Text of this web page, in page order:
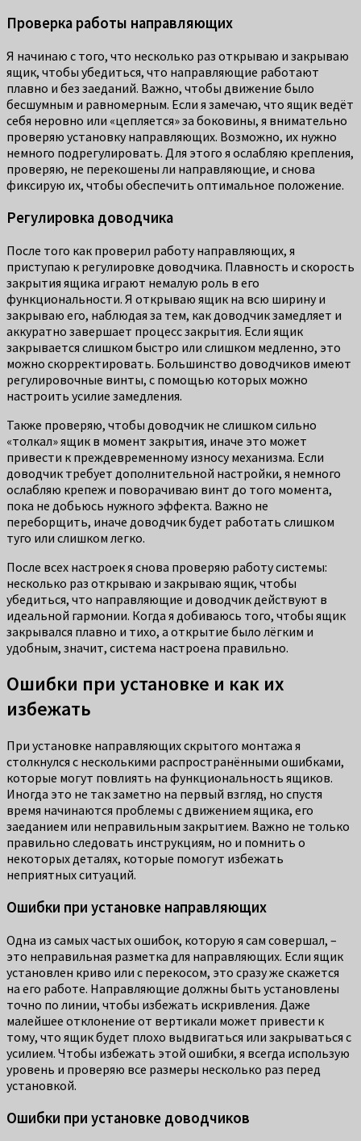
Проверка работы направляющих
Я начинаю с того, что несколько раз открываю и закрываю
ящик, чтобы убедиться, что направляющие работают
плавно и без заеданий. Важно, чтобы движение было
бесшумным и равномерным. Если я замечаю, что ящик ведёт
себя неровно или «цепляется» за боковины, я внимательно
проверяю установку направляющих. Возможно, их нужно
немного подрегулировать. Для этого я ослабляю крепления,
проверяю, не перекошены ли направляющие, и снова
фиксирую их, чтобы обеспечить оптимальное положение.
Регулировка доводчика
После того как проверил работу направляющих, я
приступаю к регулировке доводчика. Плавность и скорость
закрытия ящика играют немалую роль в его
функциональности. Я открываю ящик на всю ширину и
закрываю его, наблюдая за тем, как доводчик замедляет и
аккуратно завершает процесс закрытия. Если ящик
закрывается слишком быстро или слишком медленно, это
можно скорректировать. Большинство доводчиков имеют
регулировочные винты, с помощью которых можно
настроить усилие замедления.
Также проверяю, чтобы доводчик не слишком сильно
«толкал» ящик в момент закрытия, иначе это может
привести к преждевременному износу механизма. Если
доводчик требует дополнительной настройки, я немного
ослабляю крепеж и поворачиваю винт до того момента,
пока не добьюсь нужного эффекта. Важно не
переборщить, иначе доводчик будет работать слишком
туго или слишком легко.
После всех настроек я снова проверяю работу системы:
несколько раз открываю и закрываю ящик, чтобы
убедиться, что направляющие и доводчик действуют в
идеальной гармонии. Когда я добиваюсь того, чтобы ящик
закрывался плавно и тихо, а открытие было лёгким и
удобным, значит, система настроена правильно.
Ошибки при установке и как их
избежать
При установке направляющих скрытого монтажа я
столкнулся с несколькими распространёнными ошибками,
которые могут повлиять на функциональность ящиков.
Иногда это не так заметно на первый взгляд, но спустя
время начинаются проблемы с движением ящика, его
заеданием или неправильным закрытием. Важно не только
правильно следовать инструкциям, но и помнить о
некоторых деталях, которые помогут избежать
неприятных ситуаций.
Ошибки при установке направляющих
Одна из самых частых ошибок, которую я сам совершал, –
это неправильная разметка для направляющих. Если ящик
установлен криво или с перекосом, это сразу же скажется
на его работе. Направляющие должны быть установлены
точно по линии, чтобы избежать искривления. Даже
малейшее отклонение от вертикали может привести к
тому, что ящик будет плохо выдвигаться или закрываться с
усилием. Чтобы избежать этой ошибки, я всегда использую
уровень и проверяю все размеры несколько раз перед
установкой.
Ошибки при установке доводчиков